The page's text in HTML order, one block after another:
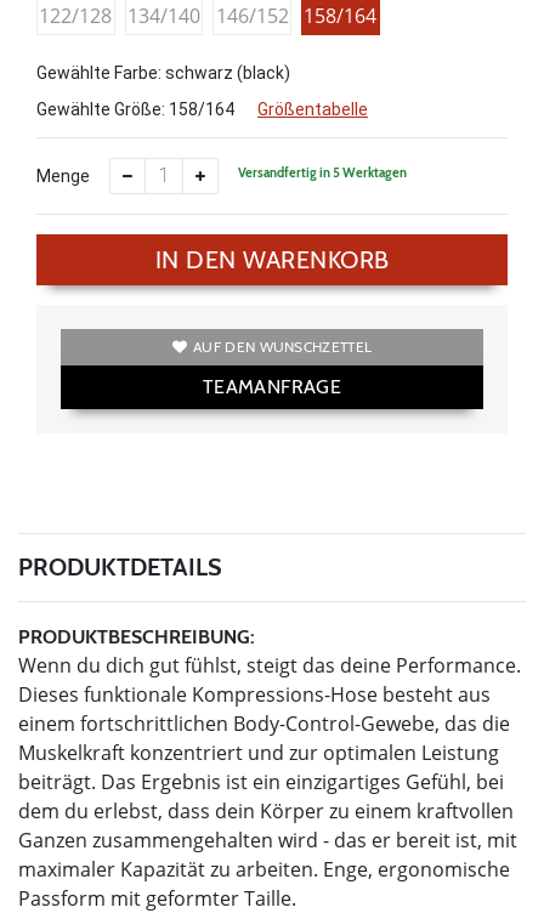
122/128 134/140 146/152 158/164
Gewählte Farbe: schwarz (black)
Gewählte Größe: 158/164 Größentabelle
Menge Versandfertig in 5 Werktagen
IN DEN WARENKORB
AUF DEN WUNSCHZETTEL
TEAMANFRAGE
PRODUKTDETAILS
PRODUKTBESCHREIBUNG:
Wenn du dich gut fühlst, steigt das deine Performance.
Dieses funktionale Kompressions-Hose besteht aus
einem fortschrittlichen Body-Control-Gewebe, das die
Muskelkraft konzentriert und zur optimalen Leistung
beiträgt. Das Ergebnis ist ein einzigartiges Gefühl, bei
dem du erlebst, dass dein Körper zu einem kraftvollen
Ganzen zusammengehalten wird - das er bereit ist, mit
maximaler Kapazität zu arbeiten. Enge, ergonomische
Passform mit geformter Taille.